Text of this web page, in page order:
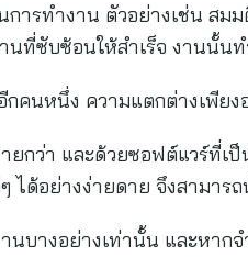
ารทำงาน ตัวอย่างเช่น สม
นที่ซับซ้อนให้สำเร็จ งานนั้น
คนหนึ่ง ความแตกต่างเพีย
ยกว่า และด้วยซอฟต์แวร์ที่เ
ได้อย่างง่ายดาย จึงสามาร
บางอย่างเท่านั้น และหาก